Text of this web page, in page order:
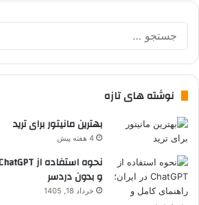
نوشته های تازه
بهترین مانیتور برای ترید
4 هفته پیش
و بدون دردسر
خرداد 18, 1405